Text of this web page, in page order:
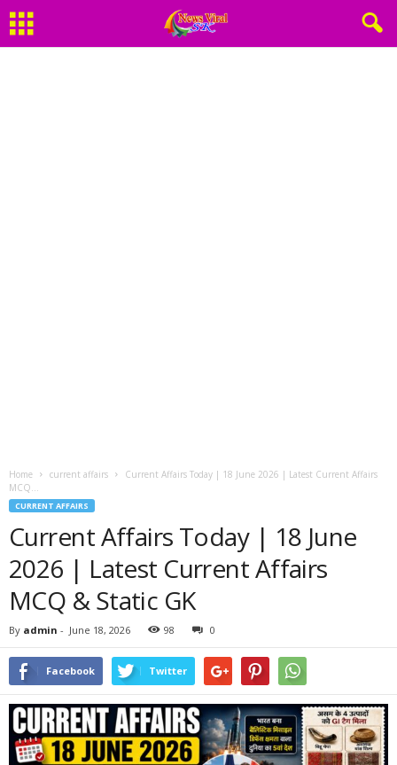
Home current affairs
Current Affairs Today | 18 June 2026 | Latest Current Affairs
MCQ...
CURRENT AFFAIRS
Current Affairs Today | 18 June
2026 | Latest Current Affairs
MCQ & Static GK
By admin - June 18, 2026 98 0
Facebook Twitter